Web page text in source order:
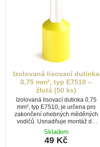
Izolovaná lisovací dutinka
0,75 mm², typ E7510 –
žlutá (50 ks)
Izolovaná lisovací dutinka 0,75
mm², typ E7510, je určena pro
zakončení ohebných měděných
vodičů. Usnadňuje montáž do
šroubových svorek, zpevňuje
konec vodiče a vytváří spolehlivé
elektrické spojení. Balení 50 ks.
Skladem
49 Kč